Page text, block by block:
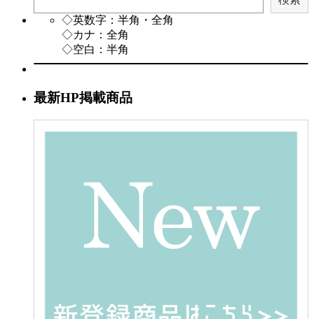
◇英数字：半角・全角
◇カナ：全角
◇空白：半角
最新HP掲載商品